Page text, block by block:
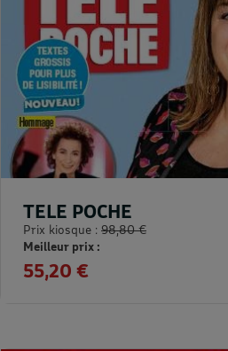
TELE POCHE
Prix kiosque : 98,80 €
Meilleur prix :
55,20 €